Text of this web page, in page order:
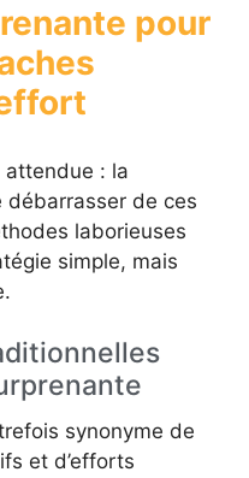
pour
attendue : la
débarrasser de ces
laborieuses
simple, mais
synonyme de
et d’efforts